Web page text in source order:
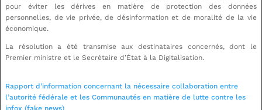
pour éviter les dérives en matière de protection des données
personnelles, de vie privée, de désinformation et de moralité de la vie
économique.
La résolution a été transmise aux destinataires concernés, dont le
Premier ministre et le Secrétaire d’État à la Digitalisation.
Rapport d’information concernant la nécessaire collaboration entre
l’autorité fédérale et les Communautés en matière de lutte contre les
infox (fake news)